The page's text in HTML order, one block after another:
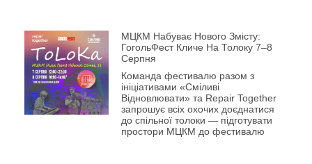
МЦКМ Набуває Нового Змісту:
ГогольФест Кличе На Толоку 7–8
Серпня
Команда фестивалю разом з
ініціативами «Сміливі
Відновлювати» та Repair Together
запрошує всіх охочих доєднатися
до спільної толоки — підготувати
простори МЦКМ до фестивалю